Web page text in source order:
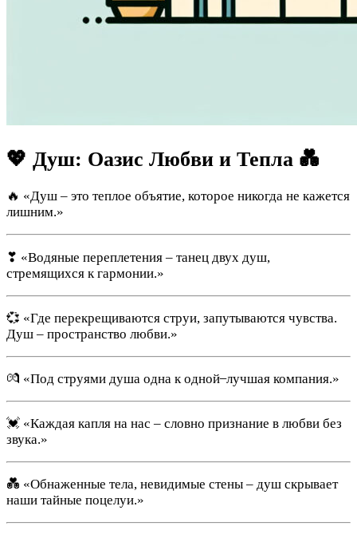
💖 Душ: Оазис Любви и Тепла 💑
🔥 «Душ – это теплое объятие, которое никогда не кажется
лишним.»
❣ «Водяные переплетения – танец двух душ,
стремящихся к гармонии.»
💞 «Где перекрещиваются струи, запутываются чувства.
Душ – пространство любви.»
💏 «Под струями душа одна к одной ̶ лучшая компания.»
💓 «Каждая капля на нас – словно признание в любви без
звука.»
💑 «Обнаженные тела, невидимые стены – душ скрывает
наши тайные поцелуи.»